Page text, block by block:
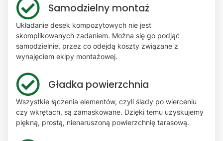
Samodzielny montaż
Układanie desek kompozytowych nie jest
skomplikowanych zadaniem. Można się go podjąć
samodzielnie, przez co odejdą koszty związane z
wynajęciem ekipy montażowej.
Gładka powierzchnia
Wszystkie łączenia elementów, czyli ślady po wierceniu
czy wkrętach, są zamaskowane. Dzięki temu uzyskujemy
piękną, prostą, nienaruszoną powierzchnię tarasową.